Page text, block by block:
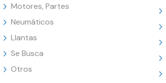
Motores, Partes
Neumáticos
Llantas
Se Busca
Otros